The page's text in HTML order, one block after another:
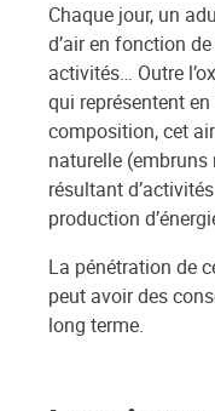
Chaque jour, un
d’air en fonction
activités… Outre
qui représentent
composition, cet
naturelle
résultant
production
La pénétration de
peut avoir des
long terme.